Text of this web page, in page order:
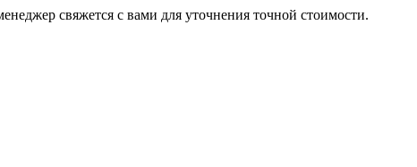
свяжется с вами для уточнения точной стоимости.